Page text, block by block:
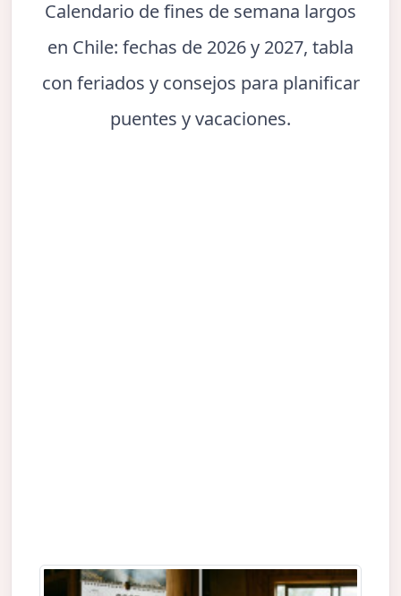
Calendario de fines de semana largos
en Chile: fechas de 2026 y 2027, tabla
con feriados y consejos para planificar
puentes y vacaciones.